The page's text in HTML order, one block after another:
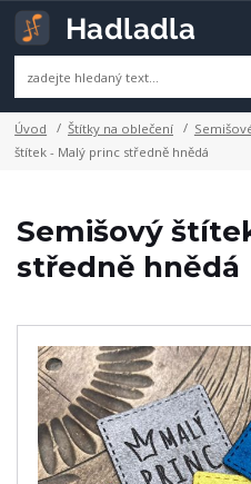
Úvod Štítky na oblečení
štítek - Malý princ středně hnědá
Semišový
středně hnědá